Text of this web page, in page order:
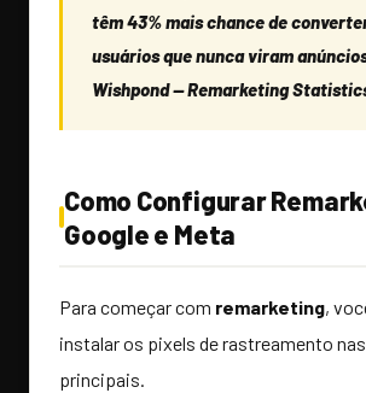
têm 43% mais chance de
usuários que nunca viram
Wishpond — Remarketing
Como Configurar
Google e Meta
Para começar com remarketing,
instalar os pixels de rastreamento
principais.